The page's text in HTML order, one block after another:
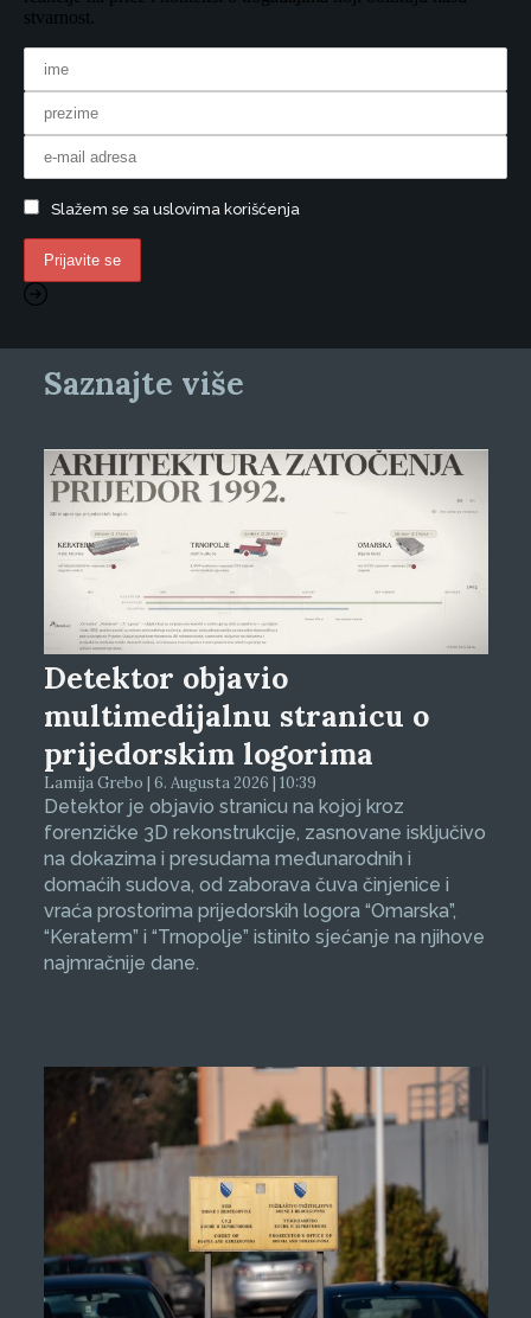
stvarnost.
Slažem se sa uslovima korišćenja
Saznajte više
Detektor objavio
multimedijalnu stranicu o
prijedorskim logorima
Lamija Grebo | 6. Augusta 2026 | 10:39
Detektor je objavio stranicu na kojoj kroz
forenzičke 3D rekonstrukcije, zasnovane isključivo
na dokazima i presudama međunarodnih i
domaćih sudova, od zaborava čuva činjenice i
vraća prostorima prijedorskih logora “Omarska”,
“Keraterm” i “Trnopolje” istinito sjećanje na njihove
najmračnije dane.